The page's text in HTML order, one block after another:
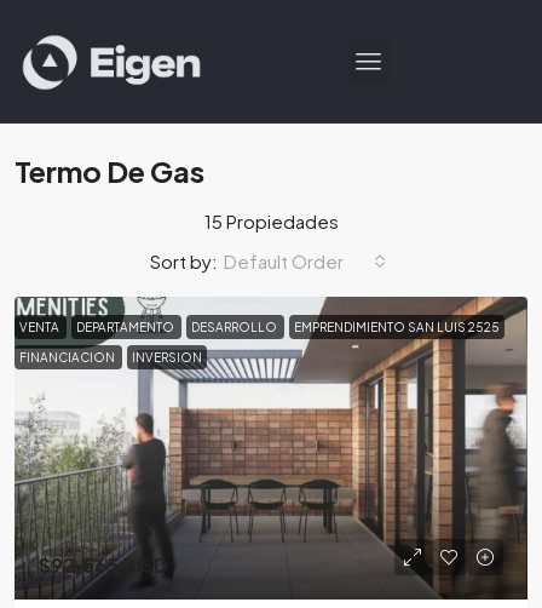
Termo De Gas
15 Propiedades
Sort by: Default Order
VENTA DEPARTAMENTO DESARROLLO EMPRENDIMIENTO SAN LUIS 2525
FINANCIACION INVERSION
$92,565/USD